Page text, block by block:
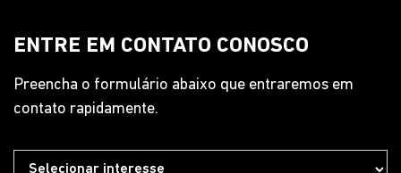
Preferência de contato: